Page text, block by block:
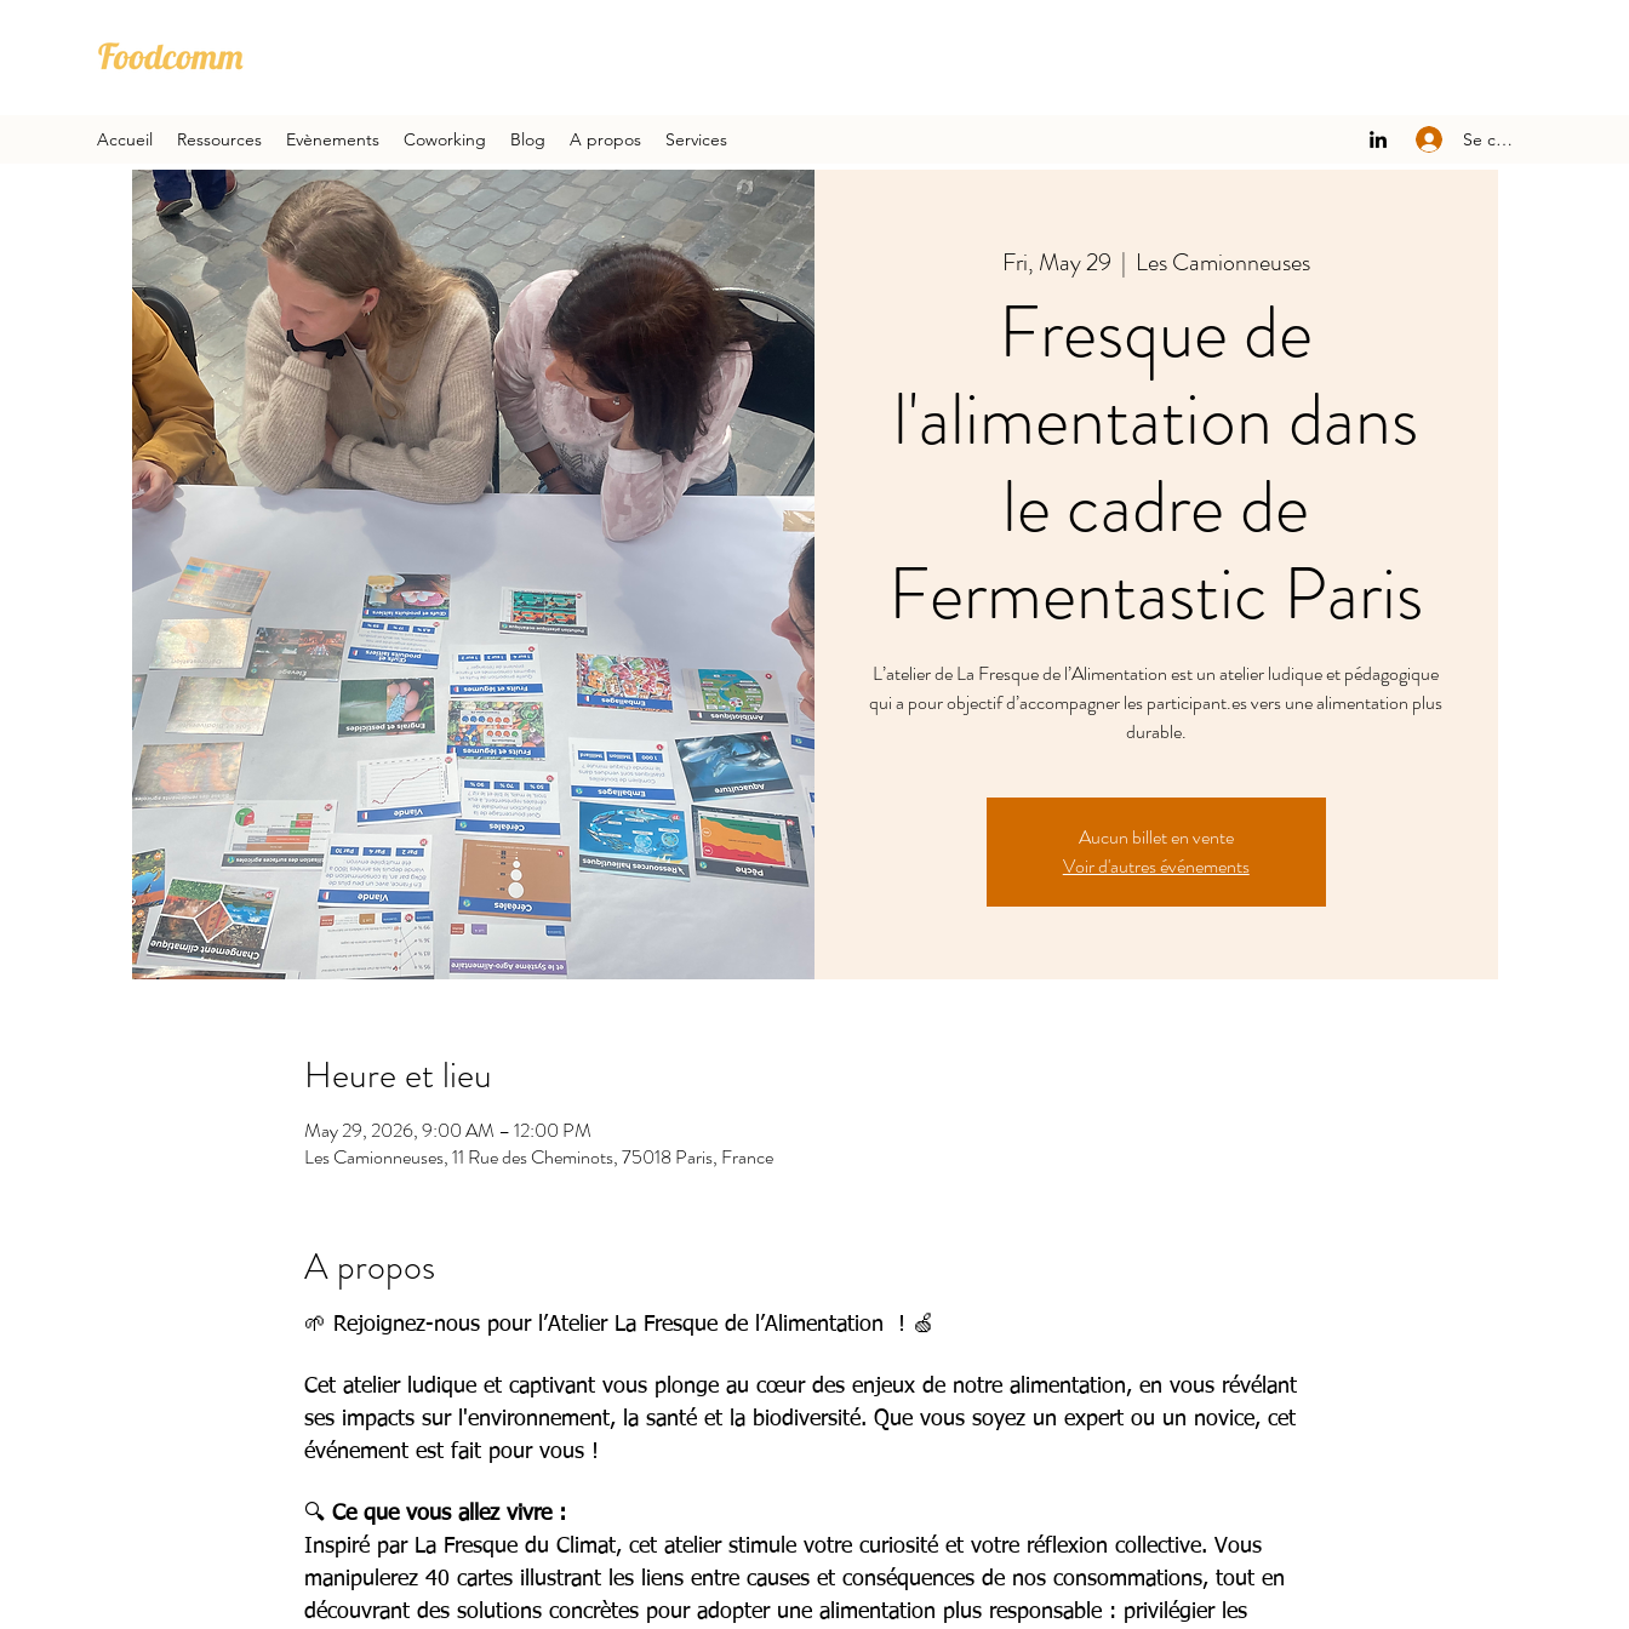
Accueil Ressources Evènements Coworking Blog A propos Services Se connecter
Fri, May 29
  |
Les Camionneuses
Fresque de
l'alimentation dans
le cadre de
Fermentastic Paris
L’atelier de La Fresque de l’Alimentation est un atelier ludique et pédagogique
qui a pour objectif d’accompagner les participant.es vers une alimentation plus
durable.
Aucun billet en vente
Voir d'autres événements
Heure et lieu
May 29, 2026, 9:00 AM – 12:00 PM
Les Camionneuses, 11 Rue des Cheminots, 75018 Paris, France
A propos
🌱 Rejoignez-nous pour l’Atelier La Fresque de l’Alimentation  ! 🍏
Cet atelier ludique et captivant vous plonge au cœur des enjeux de notre alimentation, en vous révélant
ses impacts sur l'environnement, la santé et la biodiversité. Que vous soyez un expert ou un novice, cet
événement est fait pour vous !
🔍 Ce que vous allez vivre :
Inspiré par La Fresque du Climat, cet atelier stimule votre curiosité et votre réflexion collective. Vous
manipulerez 40 cartes illustrant les liens entre causes et conséquences de nos consommations, tout en
découvrant des solutions concrètes pour adopter une alimentation plus responsable : privilégier les